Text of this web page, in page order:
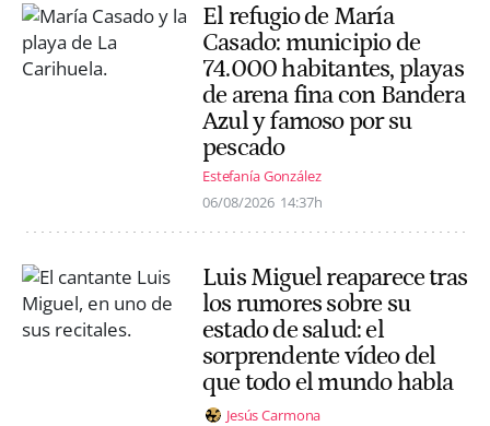
El refugio de María
Casado: municipio de
74.000 habitantes, playas
de arena fina con Bandera
Azul y famoso por su
pescado
Estefanía González
06/08/2026 14:37h
Luis Miguel reaparece tras
los rumores sobre su
estado de salud: el
sorprendente vídeo del
que todo el mundo habla
Jesús Carmona